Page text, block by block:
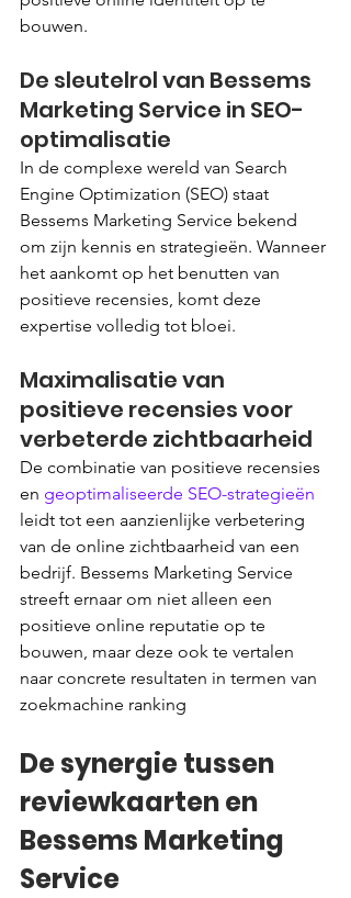
bouwen.
De sleutelrol van Bessems
Marketing Service in SEO-
optimalisatie
In de complexe wereld van Search
Engine Optimization (SEO) staat
Bessems Marketing Service bekend
om zijn kennis en strategieën. Wanneer
het aankomt op het benutten van
positieve recensies, komt deze
expertise volledig tot bloei.
Maximalisatie van
positieve recensies voor
verbeterde zichtbaarheid
De combinatie van positieve recensies
en geoptimaliseerde SEO-strategieën
leidt tot een aanzienlijke verbetering
van de online zichtbaarheid van een
bedrijf. Bessems Marketing Service
streeft ernaar om niet alleen een
positieve online reputatie op te
bouwen, maar deze ook te vertalen
naar concrete resultaten in termen van
zoekmachine ranking
De synergie tussen
reviewkaarten en
Bessems Marketing
Service